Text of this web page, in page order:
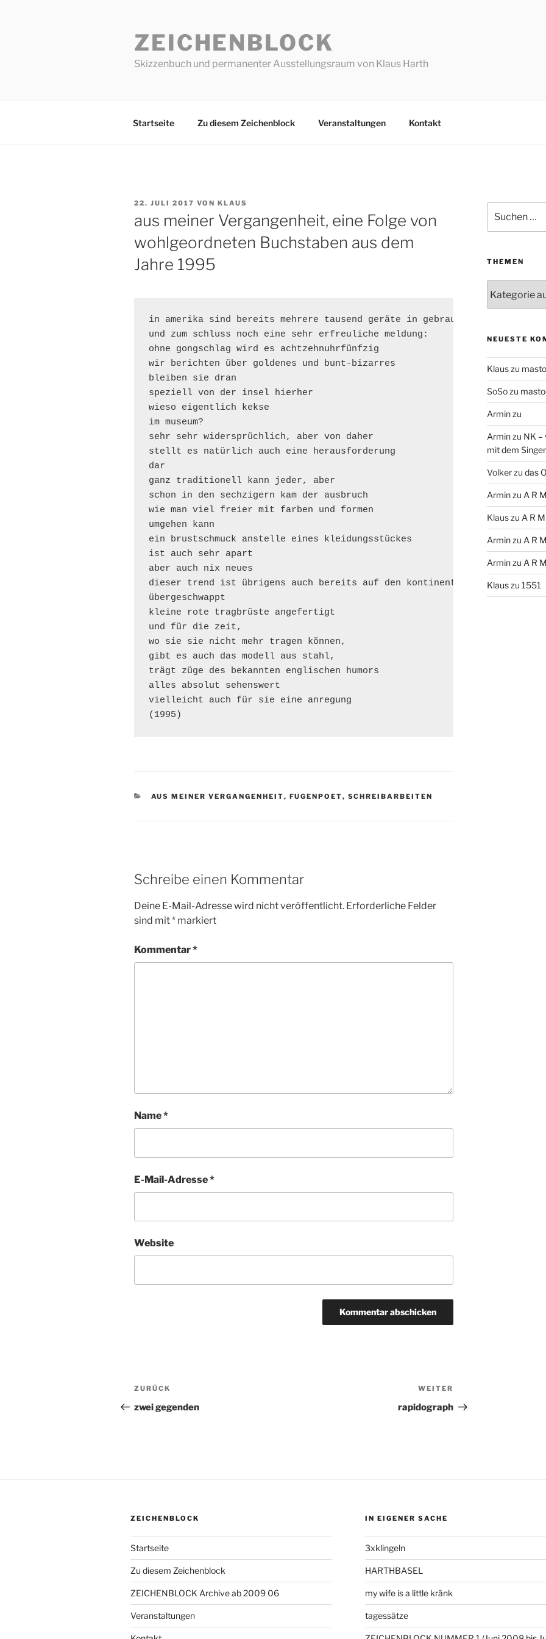
ZEICHENBLOCK
Skizzenbuch und permanenter Ausstellungsraum von Klaus Harth
Startseite Zu diesem Zeichenblock Veranstaltungen Kontakt
VERÖFFENTLICHT
22. JULI 2017 VON KLAUS
aus meiner Vergangenheit, eine Folge von
wohlgeordneten Buchstaben aus dem
Jahre 1995
in amerika sind bereits mehrere tausend geräte in gebrauch
und zum schluss noch eine sehr erfreuliche meldung:
ohne gongschlag wird es achtzehnuhrfünfzig
wir berichten über goldenes und bunt-bizarres
bleiben sie dran
speziell von der insel hierher
wieso eigentlich kekse
im museum?
sehr sehr widersprüchlich, aber von daher
stellt es natürlich auch eine herausforderung
dar
ganz traditionell kann jeder, aber
schon in den sechzigern kam der ausbruch
wie man viel freier mit farben und formen
umgehen kann
ein brustschmuck anstelle eines kleidungsstückes
ist auch sehr apart
aber auch nix neues
dieser trend ist übrigens auch bereits auf den kontinent
übergeschwappt
kleine rote tragbrüste angefertigt
und für die zeit,
wo sie sie nicht mehr tragen können,
gibt es auch das modell aus stahl,
trägt züge des bekannten englischen humors
alles absolut sehenswert
vielleicht auch für sie eine anregung
(1995)
KATEGORIEN
AUS MEINER VERGANGENHEIT, FUGENPOET, SCHREIBARBEITEN
Schreibe einen Kommentar
Deine E-Mail-Adresse wird nicht veröffentlicht. Erforderliche Felder
sind mit* markiert
Kommentar*
Name*
E-Mail-Adresse*
Website
Beitragsnavigation
Vorheriger
Beitrag
ZURÜCK
zwei gegenden
Beitrag
WEITER
rapidograph
nach:
THEMEN
NEUESTE
Klauszu
SoSozu
Arminzu
Arminzu NK –
mit dem
Volkerzu das
Arminzu A R
Klauszu A R
Arminzu A R
Arminzu A R
Klauszu 1551
ZEICHENBLOCK
Startseite
Zu diesem Zeichenblock
ZEICHENBLOCK Archive ab 2009 06
Veranstaltungen
IN EIGENER SACHE
3xklingeln
HARTHBASEL
my wife is a little kränk
tagessätze